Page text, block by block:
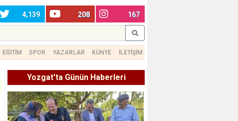
4,139 208 167
EĞİTİM SPOR YAZARLAR KÜNYE İLETİŞİM
Yozgat'ta Günün Haberleri